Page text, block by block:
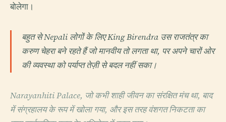
बोलेगा।
बहुत से Nepali लोगों के लिए King Birendra उस राजतंत्र का
करुण चेहरा बने रहते हैं जो मानवीय तो लगता था, पर अपने चारों ओर
की व्यवस्था को पर्याप्त तेज़ी से बदल नहीं सका।
Narayanhiti Palace, जो कभी शाही जीवन का संरक्षित मंच था, बाद
में संग्रहालय के रूप में खोला गया, और इस तरह वंशगत निकटता का